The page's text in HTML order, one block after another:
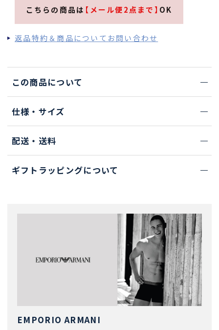
こちらの商品は 【メール便2点まで】 OK
返品特約＆商品についてお問い合わせ
この商品について
仕様・サイズ
配送・送料
ギフトラッピングについて
EMPORIO ARMANI